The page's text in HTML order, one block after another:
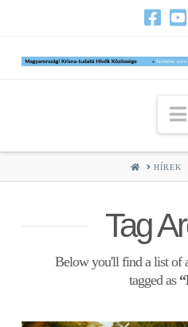
HOMEHÍREK
Tag
Below you'll find a list of
tagged as